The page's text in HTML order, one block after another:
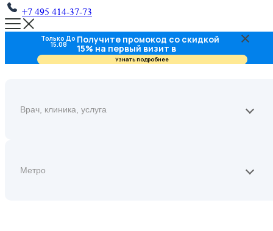
+7 495 414-37-73
Только До
15.08 Получите промокод со скидкой
15% на первый визит в
стоматологию
Узнать подробнее